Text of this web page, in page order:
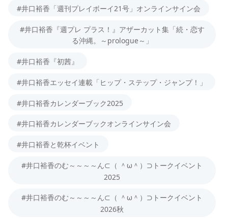
#井口裕香「週刊プレイボーイ21号」オンラインサイン会
#井口裕香『週プレ プラス！』アザーカット集「続・恋す
る沖縄。～prologue～」
#井口裕香『初茜』
#井口裕香エッセイ連載「ヒップ・ステップ・ジャンプ！」
#井口裕香カレンダーブック2025
#井口裕香カレンダーブックオンラインサイン会
#井口裕香と乾杯イベント
#井口裕香のむ～～～～ん⊂（ ＾ω＾）⊃トークイベント
2025
#井口裕香のむ～～～～ん⊂（ ＾ω＾）⊃トークイベント
2026秋